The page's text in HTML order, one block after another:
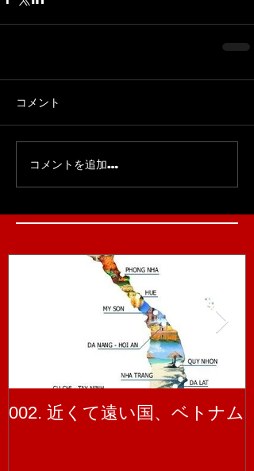
コメント
コメントを追加…
002. 近くて遠い国、ベトナム